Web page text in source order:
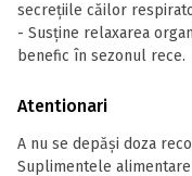
secrețiile căilor
- Susține relaxarea
benefic în sezonul rece.
Atentionari
A nu se depăși doza
Suplimentele